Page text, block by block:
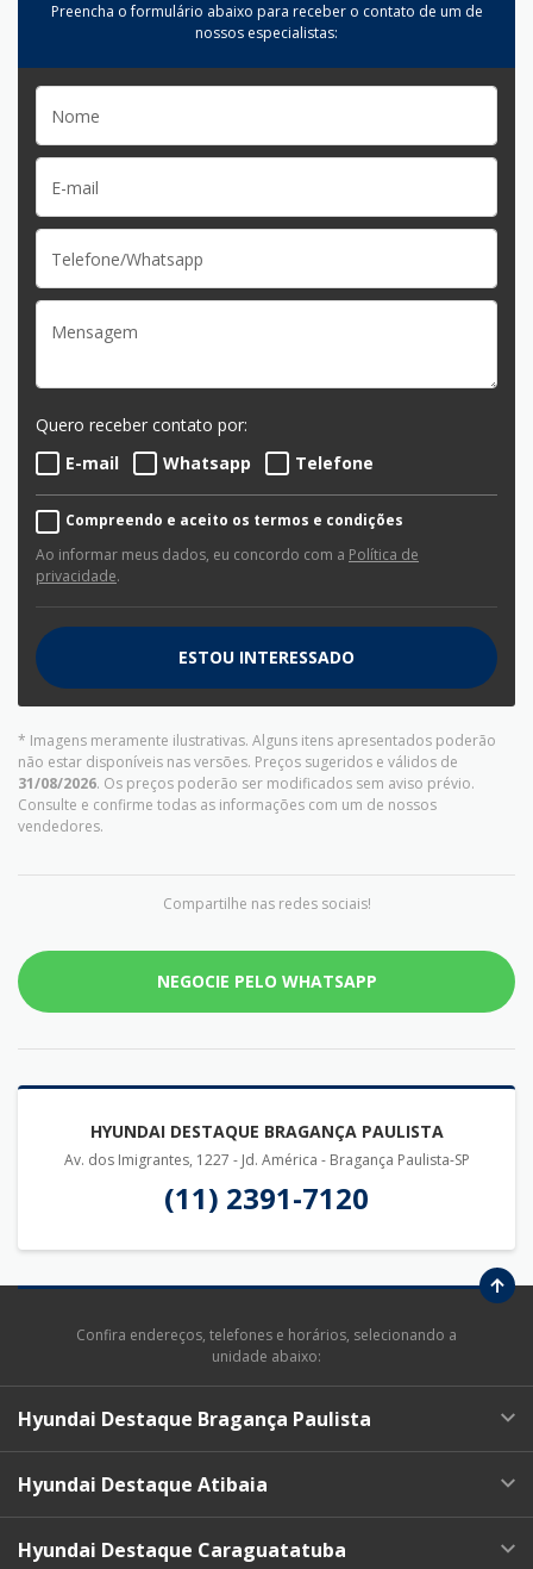
Preencha o formulário abaixo para receber o contato de um de
nossos especialistas:
Quero receber contato por:
E-mail
Whatsapp Telefone
Compreendo e aceito os termos e condições
Ao informar meus dados, eu concordo com a Política de
privacidade.
ESTOU INTERESSADO
* Imagens meramente ilustrativas. Alguns itens apresentados poderão
não estar disponíveis nas versões. Preços sugeridos e válidos de
31/08/2026. Os preços poderão ser modificados sem aviso prévio.
Consulte e confirme todas as informações com um de nossos
vendedores.
Compartilhe nas redes sociais!
NEGOCIE PELO WHATSAPP
HYUNDAI DESTAQUE BRAGANÇA PAULISTA
Av. dos Imigrantes, 1227 - Jd. América - Bragança Paulista-SP
(11) 2391-7120
Confira endereços, telefones e horários, selecionando a
unidade abaixo:
Hyundai Destaque Bragança Paulista
Hyundai Destaque Atibaia
Hyundai Destaque Caraguatatuba